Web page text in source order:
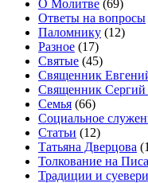
О Молитве (69)
Ответы на вопросы
Паломнику (12)
Разное (17)
Святые (45)
Священник
Священник
Семья (66)
Социальное
Статьи (12)
Татьяна Дверцова
Толкование на
Традиции и